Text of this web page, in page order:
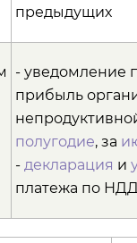
предыдущих
- уведомление
прибыль
полугодие, за
- декларация и
платежа по